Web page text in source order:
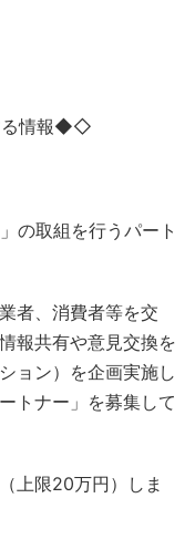
る情報◆◇
の取組を行うパート
者、消費者等を交
報共有や意見交換を
ョン）を企画実施し
トナー」を募集して
上限20万円）しま